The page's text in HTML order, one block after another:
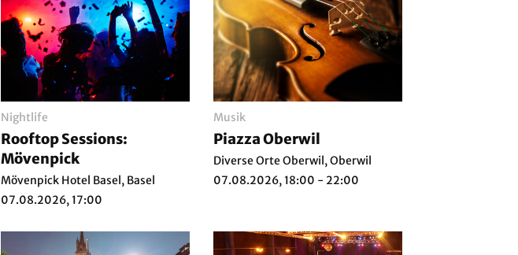
Nightlife
Rooftop Sessions:
Mövenpick
Mövenpick Hotel Basel, Basel
07.08.2026, 17:00
Musik
Piazza Oberwil
Diverse Orte Oberwil, Oberwil
07.08.2026, 18:00 - 22:00